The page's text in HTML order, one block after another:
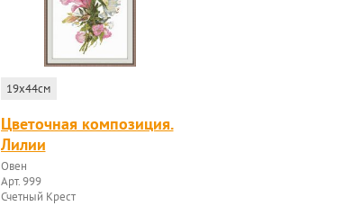
19x44см
Цветочная композиция.
Лилии
Овен
Арт. 999
Счетный Крест